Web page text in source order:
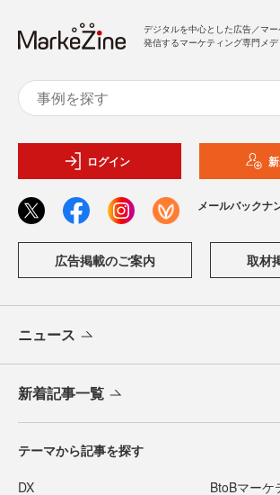
デジタルを中心とした広告／マ
発信するマーケティング専門メデ
ログイン
メールバックナ
広告掲載のご案内 取材
ニュース
新着記事一覧
テーマから記事を探す
DX BtoBマーケ